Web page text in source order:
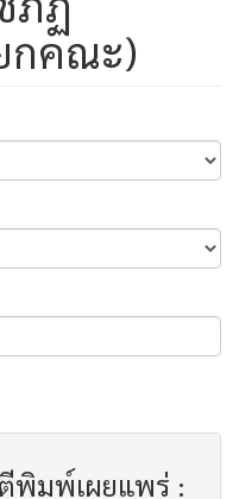
กคณะ)
ตีพิมพ์เผยแพร่ :